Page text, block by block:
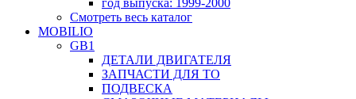
год выпуска: 1999-2000
Смотреть весь каталог
MOBILIO
GB1
ДЕТАЛИ ДВИГАТЕЛЯ
ЗАПЧАСТИ ДЛЯ ТО
ПОДВЕСКА